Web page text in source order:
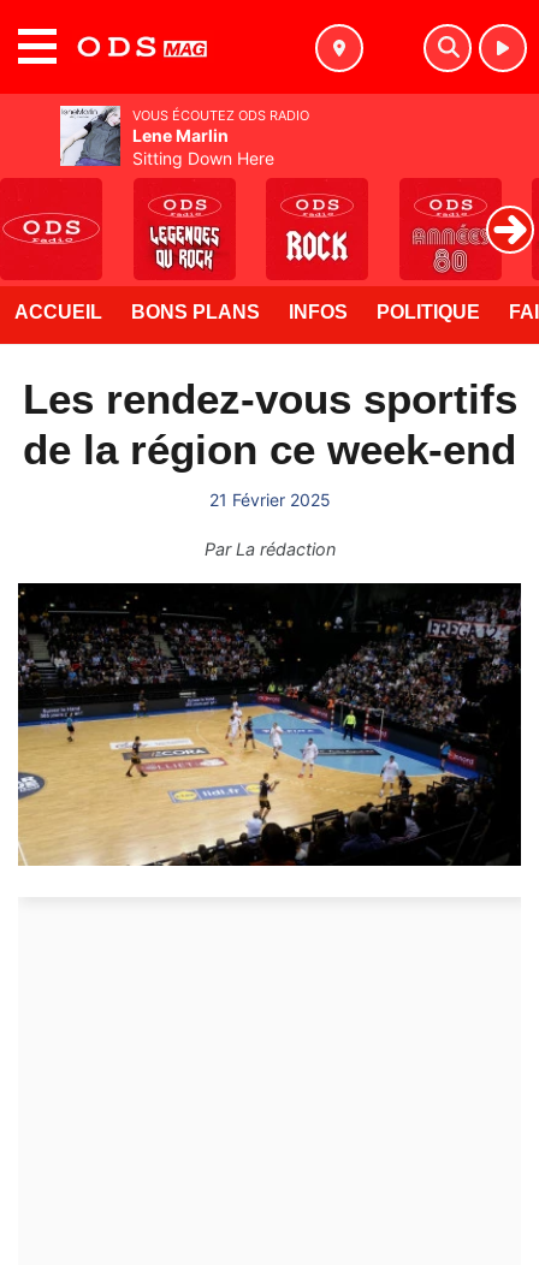
ACCUEIL BONS PLANS INFOS POLITIQUE
Les rendez-vous sportifs
de la région ce week-end
21 Février 2025
ParLa rédaction
VOUS ÉCOUTEZ ODS RADIO
Lene Marlin
Sitting Down Here